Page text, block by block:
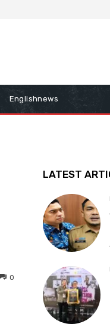
Englishnews
0
LATEST